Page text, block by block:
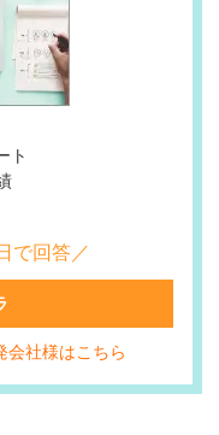
ト
で回答／
会社様はこちら